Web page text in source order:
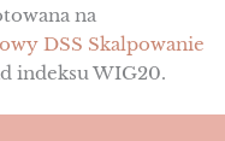
na
DSS Skalpowanie
indeksu WIG20.